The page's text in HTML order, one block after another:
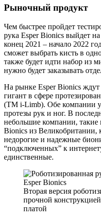
Рыночный продукт
Чем быстрее пройдет
рука Esper Bionics выйдет
конец 2021 – начало 2022
сможет выбрать кисть в
также будет идти набор из
нужно будет заказывать
На рынке Esper Bionics
гигант в сфере
(TM i-Limb). Обе компании
протезы рук и ног. В
небольшие компании, такие
Bionics из Великобритании,
недорогие и надежные
“подключенных” к
единственные.
Вторая версия
прочной
платой